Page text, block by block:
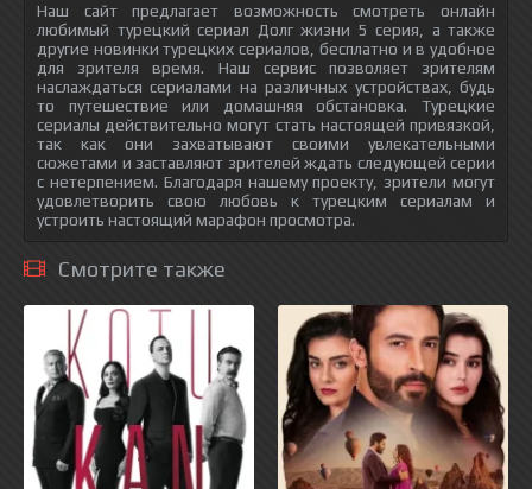
Наш сайт предлагает возможность смотреть онлайн
любимый турецкий сериал Долг жизни 5 серия, а также
другие новинки турецких сериалов, бесплатно и в удобное
для зрителя время. Наш сервис позволяет зрителям
наслаждаться сериалами на различных устройствах, будь
то путешествие или домашняя обстановка. Турецкие
сериалы действительно могут стать настоящей привязкой,
так как они захватывают своими увлекательными
сюжетами и заставляют зрителей ждать следующей серии
с нетерпением. Благодаря нашему проекту, зрители могут
удовлетворить свою любовь к турецким сериалам и
устроить настоящий марафон просмотра.
Смотрите также